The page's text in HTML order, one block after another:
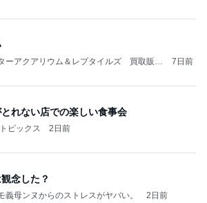
ーアクアリウム＆レプタイルズ 買取販売
7日前
れない店での楽しい食事会
ピックス 2日前
念した？
義母ンヌからのストレスがヤバい。 2日前